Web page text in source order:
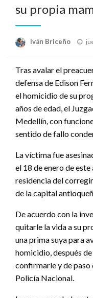
su propia
Iván Briceño
Tras avalar el
defensa de Edison
el homicidio de su
años de edad, el
Medellín, con
sentido de fallo
La víctima fue
el 18 de enero de
residencia del
de la capital
De acuerdo con la
quitarle la vida a su
una prima suya para
homicidio, después
confirmarle y de paso
Policía Nacional.